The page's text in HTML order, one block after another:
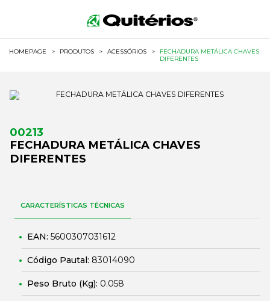
HOMEPAGE > PRODUTOS > ACESSÓRIOS >
FECHADURA METÁLICA CHAVES
DIFERENTES
00213
FECHADURA METÁLICA CHAVES
DIFERENTES
CARACTERÍSTICAS TÉCNICAS
EAN: 5600307031612
Código Pautal: 83014090
Peso Bruto (Kg): 0.058